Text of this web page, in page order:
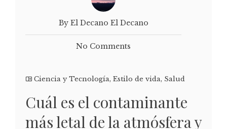
By El Decano El Decano
No Comments
Ciencia y Tecnología, Estilo de vida, Salud
Cuál es el contaminante
más letal de la atmósfera y